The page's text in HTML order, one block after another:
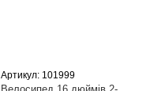
Артикул: 101999